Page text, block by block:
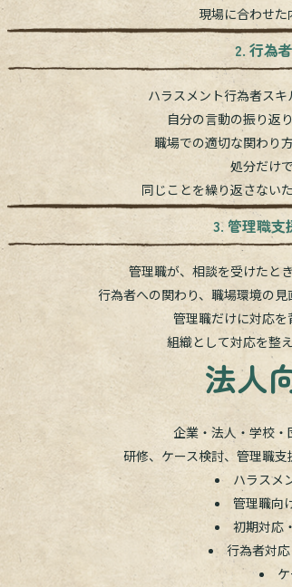
現場に合わせた
2. 行為
ハラスメント行為者スキ
自分の言動の振り返
職場での適切な関わり
処分だけ
同じことを繰り返さない
3. 管理職支
管理職が、相談を受けたと
行為者への関わり、職場環境の見
管理職だけに対応を
組織として対応を整
法人
企業・法人・学校・
研修、ケース検討、管理職
ハラスメ
管理職向
初期対応
行為者対